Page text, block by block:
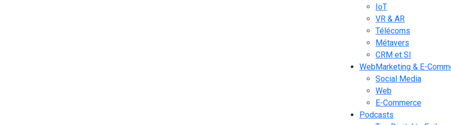
IoT
VR & AR
Télécoms
Métavers
CRM et SI
WebMarketing & E-
Social Media
Web
E-Commerce
Podcasts